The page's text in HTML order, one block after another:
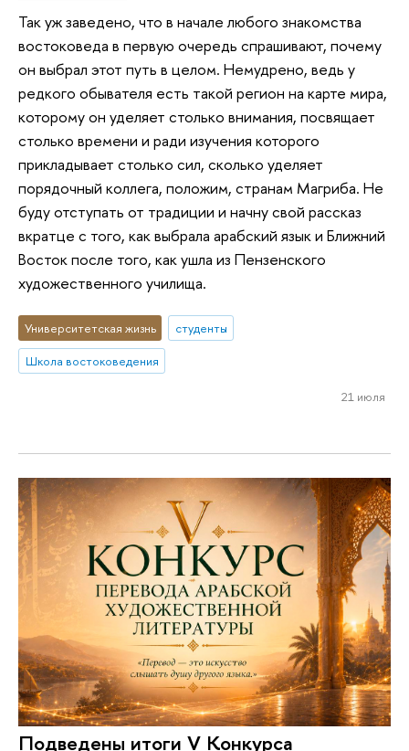
Так уж заведено, что в начале любого знакомства
востоковеда в первую очередь спрашивают, почему
он выбрал этот путь в целом. Немудрено, ведь у
редкого обывателя есть такой регион на карте мира,
которому он уделяет столько внимания, посвящает
столько времени и ради изучения которого
прикладывает столько сил, сколько уделяет
порядочный коллега, положим, странам Магриба. Не
буду отступать от традиции и начну свой рассказ
вкратце с того, как выбрала арабский язык и Ближний
Восток после того, как ушла из Пензенского
художественного училища.
Университетская жизнь
студенты
Школа востоковедения
21 июля
Подведены итоги V Конкурса